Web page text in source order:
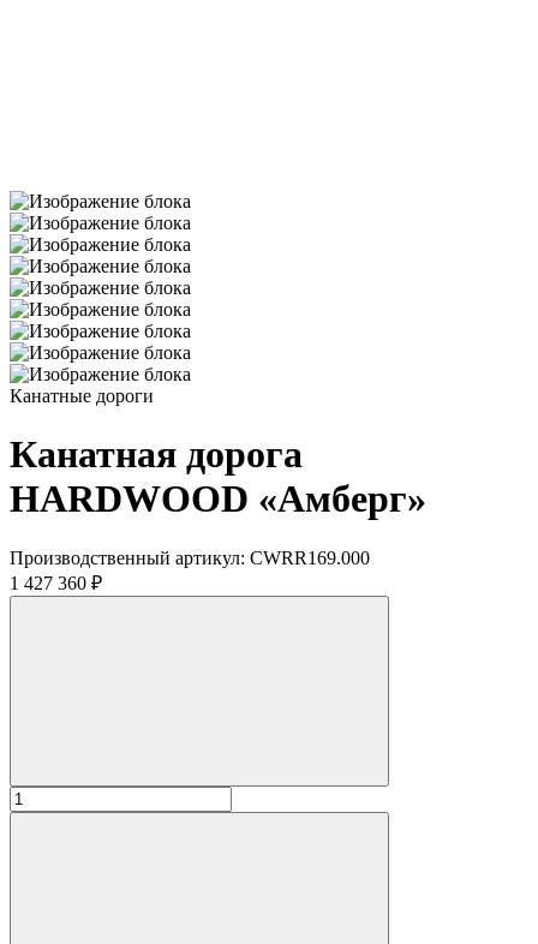
Канатные дороги
Канатная дорога
HARDWOOD «Амберг»
Производственный артикул: CWRR169.000
1 427 360 ₽